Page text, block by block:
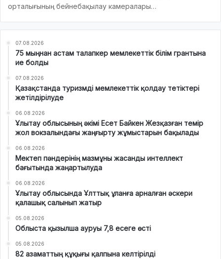
орталығының бейнебақылау камералары…
07.08.2026
75 мыңнан астам талапкер мемлекеттік білім грантына
ие болды
07.08.2026
Қазақстанда туризмді мемлекеттік қолдау тетіктері
жетілдірілуде
06.08.2026
Ұлытау облысының әкімі Есет Байкен Жезқазған темір
жол вокзалындағы жаңғырту жұмыстарын бақылады
06.08.2026
Мектеп пәндерінің мазмұны жасанды интеллект
бағытында жаңартылуда
06.08.2026
Ұлытау облысында Ұлттық ұланға арналған әскери
қалашық салынып жатыр
05.08.2026
Облыста қызылша ауруы 7,8 есеге өсті
05.08.2026
82 азаматтың құқығы қалпына келтірілді